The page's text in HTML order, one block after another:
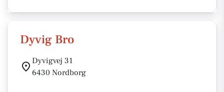
Dyvig Bro
Dyvigvej 31
6430 Nordborg